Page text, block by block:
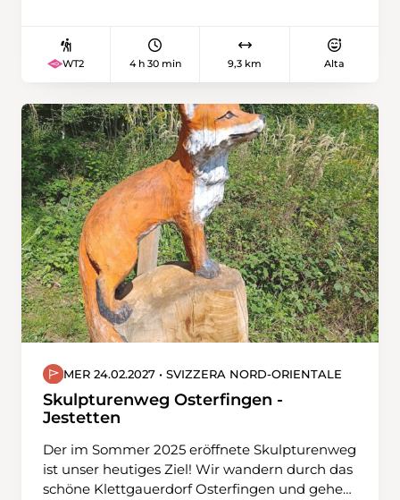
zugleich steilsten Streckenabschnitt hinauf
zum Tschorren, der militärischen
einem alten Grenzweg zwischen Obwalden
und dem Haslital hinauf zur Halgenfluh, die in
den Karten als Halgenflüö bezeichnet ist. Dort
geniessen wir eine schöne Aussicht Richtung
Haslital. Nach der Mittagsrast geht es, mit Blick
nach Obwalden, nur noch abwärts via
Feldmoos, Büel, Unghüri zurück zum
Brünigpass.
WT2 4 h 30 min 9,3 km Alta
MER 24.02.2027 • SVIZZERA NORD-ORIENTALE
Skulpturenweg Osterfingen -
Jestetten
Der im Sommer 2025 eröffnete Skulpturenweg
ist unser heutiges Ziel! Wir wandern durch das
schöne Klettgauerdorf Osterfingen und gehen